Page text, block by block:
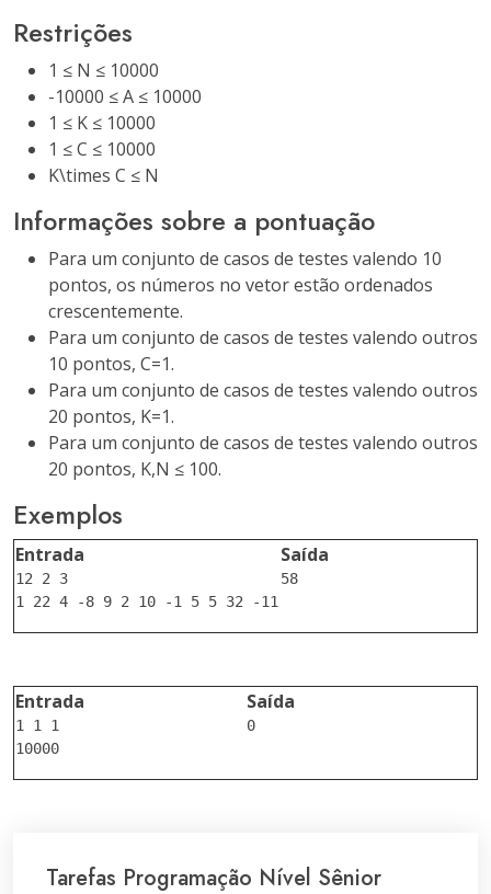
Restrições
1 ≤ N ≤ 10000
-10000 ≤ A ≤ 10000
1 ≤ K ≤ 10000
1 ≤ C ≤ 10000
K\times C ≤ N
Informações sobre a pontuação
Para um conjunto de casos de testes valendo 10
pontos, os números no vetor estão ordenados
crescentemente.
Para um conjunto de casos de testes valendo outros
10 pontos, C=1.
Para um conjunto de casos de testes valendo outros
20 pontos, K=1.
Para um conjunto de casos de testes valendo outros
20 pontos, K,N ≤ 100.
Exemplos
Entrada
12 2 3
Saída
58
Entrada
1 1 1
Saída
0
Tarefas Programação Nível Sênior